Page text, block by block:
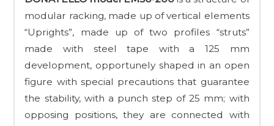
modular racking, made up of vertical elements
“Uprights”, made up of two profiles “struts”
made with steel tape with a 125 mm
development, opportunely shaped in an open
figure with special precautions that guarantee
the stability, with a punch step of 25 mm; with
opposing positions, they are connected with